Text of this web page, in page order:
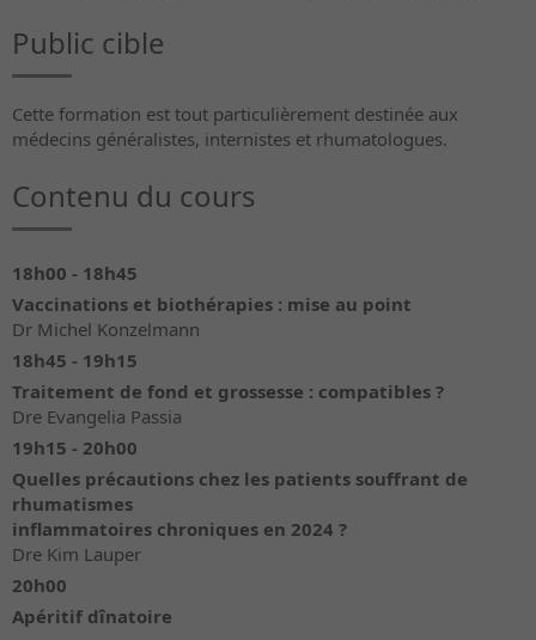
Public cible
Cette formation est tout particulièrement destinée aux
médecins généralistes, internistes et rhumatologues.
Contenu du cours
18h00 - 18h45
Vaccinations et biothérapies : mise au point
Dr Michel Konzelmann
18h45 - 19h15
Traitement de fond et grossesse : compatibles ?
Dre Evangelia Passia
19h15 - 20h00
Quelles précautions chez les patients souffrant de
rhumatismes
inflammatoires chroniques en 2024 ?
Dre Kim Lauper
20h00
Apéritif dînatoire